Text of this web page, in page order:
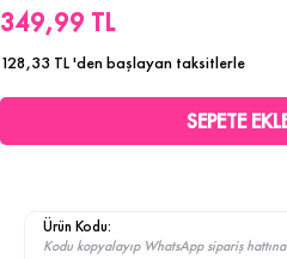
349,99 TL
128,33 TL'den başlayan taksitlerle
Ürün Kodu:
Kodu kopyalayıp WhatsApp sipariş hattına